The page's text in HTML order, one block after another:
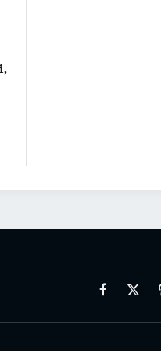
Facebook
X